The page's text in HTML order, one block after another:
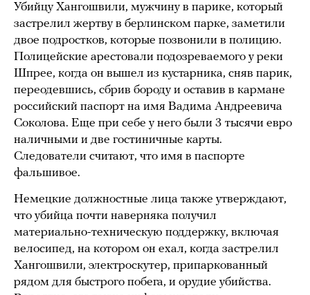
Убийцу Хангошвили, мужчину в парике, который
застрелил жертву в берлинском парке, заметили
двое подростков, которые позвонили в полицию.
Полицейские арестовали подозреваемого у реки
Шпрее, когда он вышел из кустарника, сняв парик,
переодевшись, сбрив бороду и оставив в кармане
российский паспорт на имя Вадима Андреевича
Соколова. Еще при себе у него были 3 тысячи евро
наличными и две гостиничные карты.
Следователи считают, что имя в паспорте
фальшивое.
Немецкие должностные лица также утверждают,
что убийца почти наверняка получил
материально-техническую поддержку, включая
велосипед, на котором он ехал, когда застрелил
Хангошвили, электроскутер, припаркованный
рядом для быстрого побега, и орудие убийства.